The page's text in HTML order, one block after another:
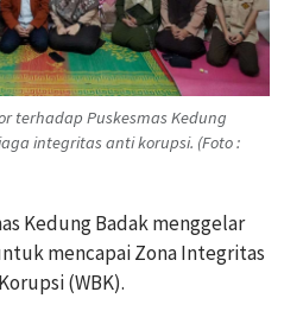
terhadap Puskesmas Kedung
integritas anti korupsi. (Foto :
Kedung Badak menggelar
mencapai Zona Integritas
(WBK).